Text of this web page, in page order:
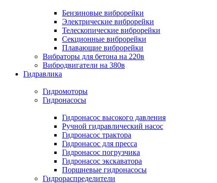
Бензиновые виброрейки
Электрические виброрейки
Телескопические виброрейки
Секционные виброрейки
Плавающие виброрейки
Вибраторы для бетона на 220в
Вибродвигатели на 380в
Гидравлика
Гидромоторы
Гидронасосы
Гидронасос высокого давления
Ручной гидравлический насос
Гидронасос трактора
Гидронасос для пресса
Гидронасос погрузчика
Гидронасос экскаватора
Поршневые гидронасосы
Гидрораспределители